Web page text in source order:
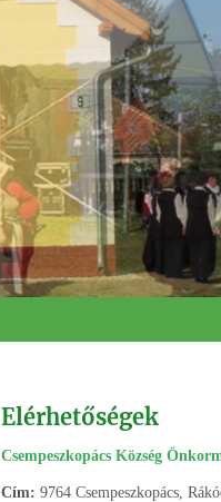
Elérhetőségek
Csempeszkopács Község
Cím: 9764 Csempeszkopács,